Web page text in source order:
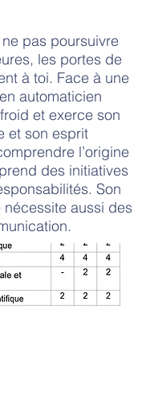
pas poursuivre
les portes de
à toi. Face à une
automaticien
et exerce son
et son esprit
l’origine
des initiatives
Son
aussi des